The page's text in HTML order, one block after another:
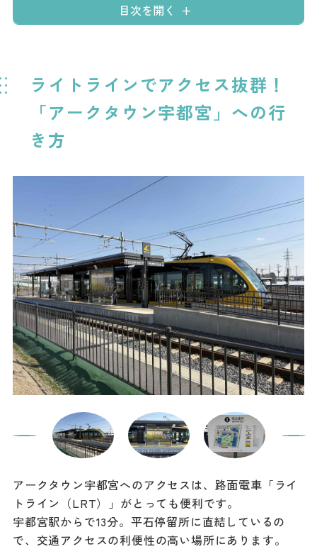
目次を開く
ライトラインでアクセス抜群！
「アークタウン宇都宮」への行
き方
アークタウン宇都宮へのアクセスは、路面電車「ライ
トライン（LRT）」がとっても便利です。
宇都宮駅からで13分。平石停留所に直結しているの
で、交通アクセスの利便性の高い場所にあります。